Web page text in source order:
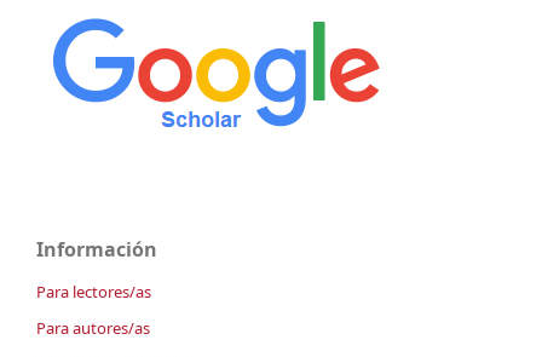
Información
Para lectores/as
Para autores/as